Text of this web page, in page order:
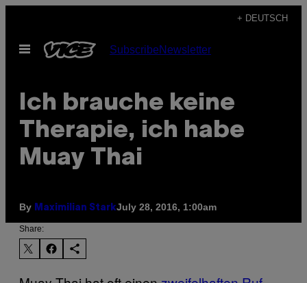
content
+ DEUTSCH
Open
Menu
SubscribeNewsletter
Ich brauche keine
Therapie, ich habe
Muay Thai
By Maximilian StarkJuly 28, 2016, 1:00am
Share: